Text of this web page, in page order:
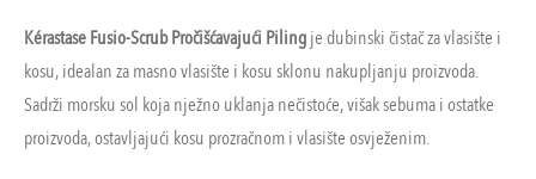
Kérastase Fusio-Scrub Pročišćavajući Pilingje dubinski čistač za vlasište i
kosu, idealan za masno vlasište i kosu sklonu nakupljanju proizvoda.
Sadrži morsku sol koja nježno uklanja nečistoće, višak sebuma i ostatke
proizvoda, ostavljajući kosu prozračnom i vlasište osvježenim.